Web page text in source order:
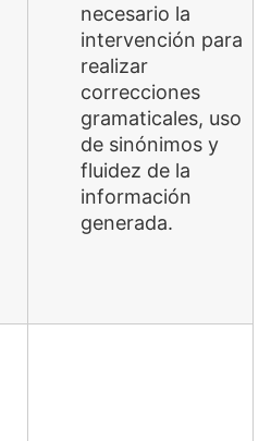
necesario la
intervención para
realizar
correcciones
gramaticales, uso
de sinónimos y
fluidez de la
información
generada.